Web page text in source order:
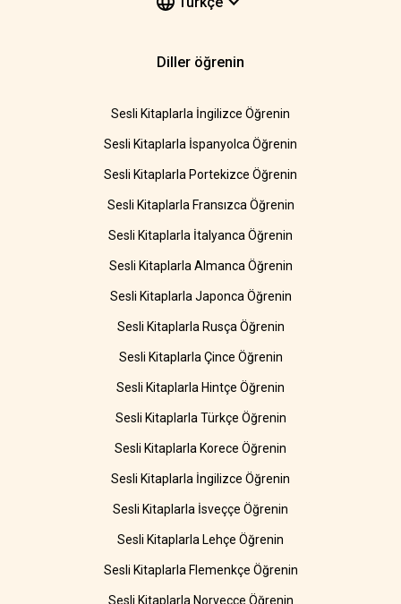
Diller öğrenin
Sesli Kitaplarla İngilizce Öğrenin
Sesli Kitaplarla İspanyolca Öğrenin
Sesli Kitaplarla Portekizce Öğrenin
Sesli Kitaplarla Fransızca Öğrenin
Sesli Kitaplarla İtalyanca Öğrenin
Sesli Kitaplarla Almanca Öğrenin
Sesli Kitaplarla Japonca Öğrenin
Sesli Kitaplarla Rusça Öğrenin
Sesli Kitaplarla Çince Öğrenin
Sesli Kitaplarla Hintçe Öğrenin
Sesli Kitaplarla Türkçe Öğrenin
Sesli Kitaplarla Korece Öğrenin
Sesli Kitaplarla İngilizce Öğrenin
Sesli Kitaplarla İsveççe Öğrenin
Sesli Kitaplarla Lehçe Öğrenin
Sesli Kitaplarla Flemenkçe Öğrenin
Sesli Kitaplarla Norveççe Öğrenin